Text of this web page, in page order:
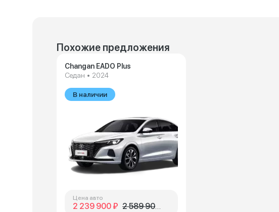
Похожие предложения
Changan EADO Plus
Седан • 2024
В наличии
Цена авто
2 239 900 ₽ 2 589 900 ₽